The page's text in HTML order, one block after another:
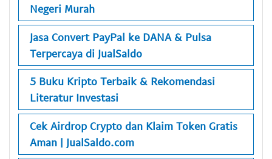
Negeri Murah
Jasa Convert PayPal ke DANA & Pulsa
Terpercaya di JualSaldo
5 Buku Kripto Terbaik & Rekomendasi
Literatur Investasi
Cek Airdrop Crypto dan Klaim Token Gratis
Aman | JualSaldo.com